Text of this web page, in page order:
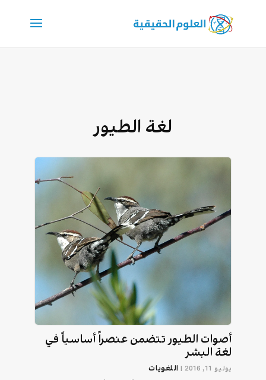
لغة الطيور
أصوات الطيور تتضمن عنصراً أساسياً في
لغة البشر
يوليو 11, 2016 | اللغويات